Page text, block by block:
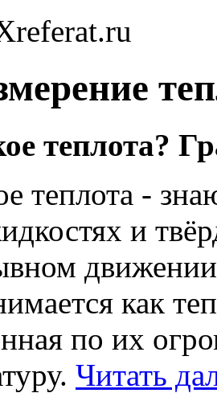
теплота?
теплота -
и
как
по их
Читать